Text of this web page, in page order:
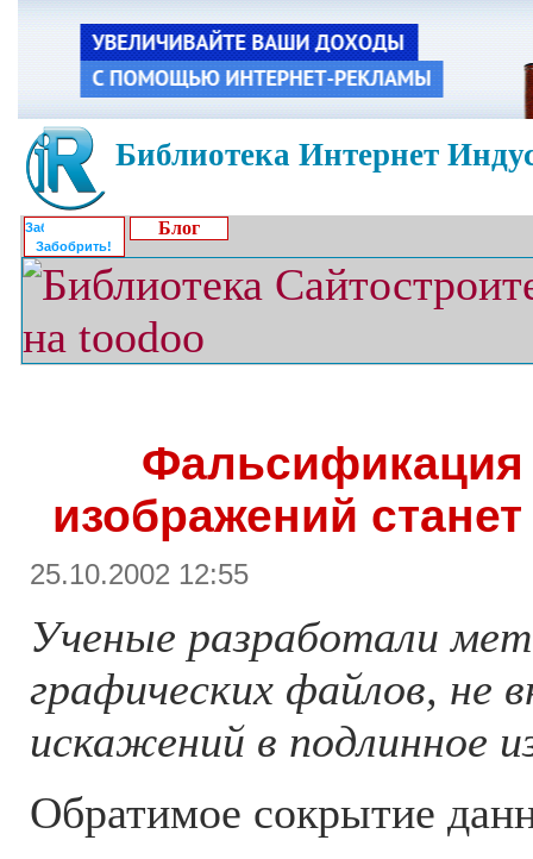
Библиотека Интернет
Забобрить!
Блог
изображений
25.10.2002 12:55
Ученые разработали
графических файлов, не
искажений в подлинное
Обратимое сокрытие